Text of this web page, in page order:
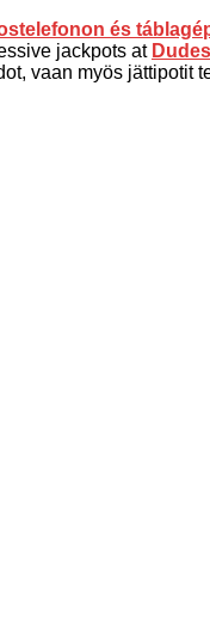
és
jackpots at
vaan myös jättipotit